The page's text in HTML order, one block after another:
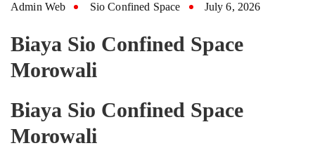
Admin Web Sio Confined Space July 6, 2026
Biaya Sio Confined Space
Morowali
Biaya Sio Confined Space
Morowali